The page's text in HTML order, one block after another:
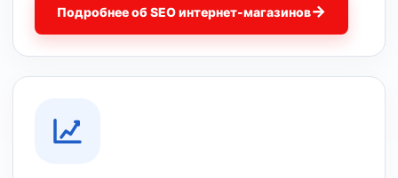
Подробнее об SEO интернет-магазинов